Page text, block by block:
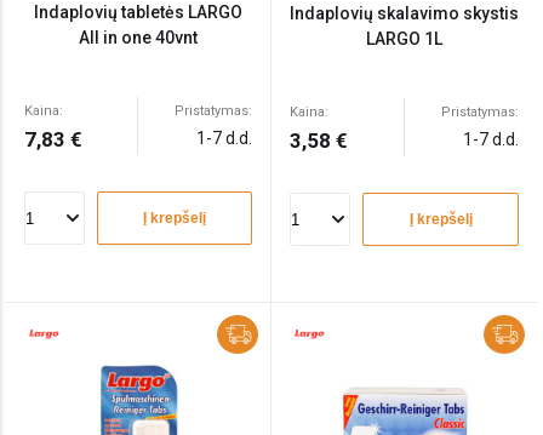
Indaplovių tabletės LARGO
All in one 40vnt
Kaina:
7,83 €
Pristatymas:
1-7 d.d.
Į krepšelį
Indaplovių skalavimo skystis
LARGO 1L
Kaina:
3,58 €
Pristatymas:
1-7 d.d.
Į krepšelį